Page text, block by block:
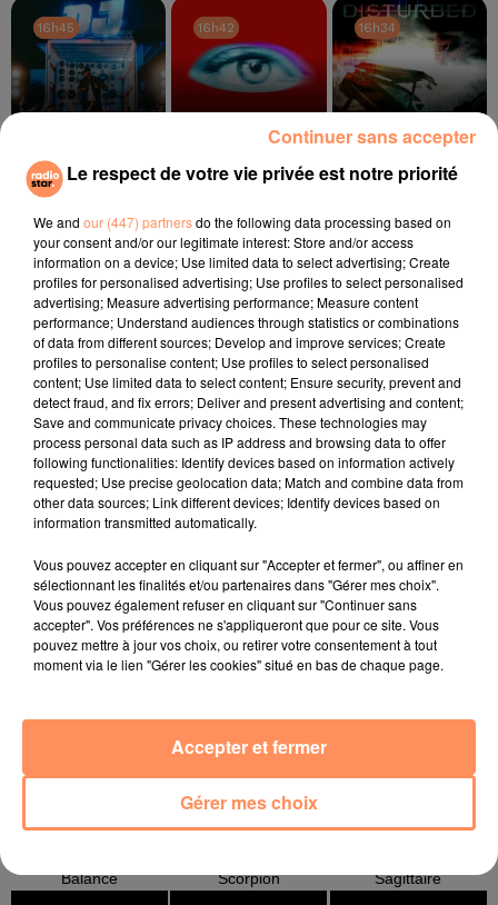
16h45
16h45
SOPRANO
16h42
16h42
TEMPER CITY
Self Aware
16h34
16h34
DISTURBED
The Sound Of
l'horoscope
Bélier Taureau Gémeaux
Balance Scorpion Sagittaire
Le respect de votre vie privée est notre priorité
We and our (447) partnersdo the following data processing based on
your consent and/or our legitimate interest: Store and/or access
information on a device; Use limited data to select advertising; Create
profiles for personalised advertising; Use profiles to select personalised
advertising; Measure advertising performance; Measure content
performance; Understand audiences through statistics or combinations
of data from different sources; Develop and improve services; Create
profiles to personalise content; Use profiles to select personalised
content; Use limited data to select content; Ensure security, prevent and
detect fraud, and fix errors; Deliver and present advertising and content;
Save and communicate privacy choices. These technologies may
process personal data such as IP address and browsing data to offer
following functionalities: Identify devices based on information actively
requested; Use precise geolocation data; Match and combine data from
other data sources; Link different devices; Identify devices based on
information transmitted automatically.
Vous pouvez accepter en cliquant sur "Accepter et fermer", ou affiner en
sélectionnant les finalités et/ou partenaires dans "Gérer mes choix".
Vous pouvez également refuser en cliquant sur "Continuer sans
accepter". Vos préférences ne s'appliqueront que pour ce site. Vous
pouvez mettre à jour vos choix, ou retirer votre consentement à tout
moment via le lien "Gérer les cookies" situé en bas de chaque page.
Gérer mes choix
Accepter et fermer
Continuer sans accepter